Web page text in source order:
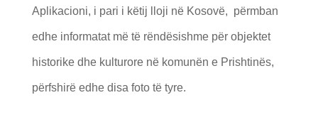
Aplikacioni, i pari i këtij lloji në Kosovë, përmban
edhe informatat më të rëndësishme për objektet
historike dhe kulturore në komunën e Prishtinës,
përfshirë edhe disa foto të tyre.